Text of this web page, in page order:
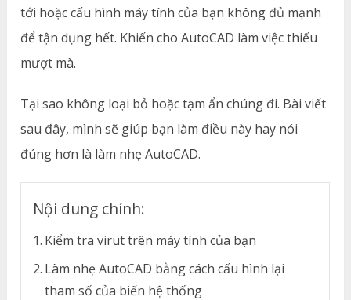
tới hoặc cấu hình máy tính của bạn không đủ mạnh
để tận dụng hết. Khiến cho AutoCAD làm việc thiếu
mượt mà.
Tại sao không loại bỏ hoặc tạm ẩn chúng đi. Bài viết
sau đây, mình sẽ giúp bạn làm điều này hay nói
đúng hơn là làm nhẹ AutoCAD.
Nội dung chính:
Kiểm tra virut trên máy tính của bạn
Làm nhẹ AutoCAD bằng cách cấu hình lại
tham số của biến hệ thống